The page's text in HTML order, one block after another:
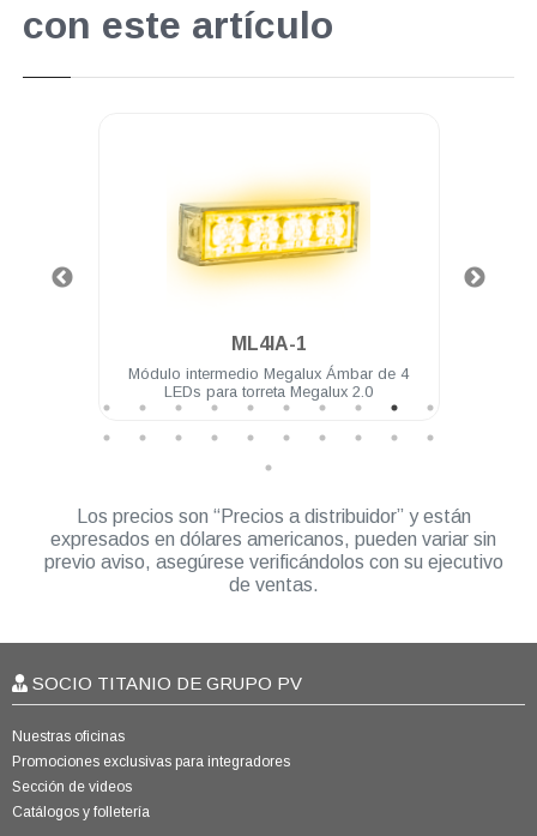
con este artículo
ML4IA-1
Módulo intermedio Megalux Ámbar de 4
LEDs para torreta Megalux 2.0
Los precios son “Precios a distribuidor” y están
expresados en dólares americanos, pueden variar sin
previo aviso, asegúrese verificándolos con su ejecutivo
de ventas.
SOCIO TITANIO DE GRUPO PV
Nuestras oficinas
Promociones exclusivas para integradores
Sección de videos
Catálogos y folletería